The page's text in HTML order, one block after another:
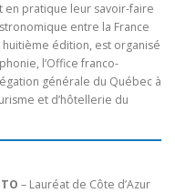
en pratique leur savoir-faire
entre la France
édition, est organisé
l’Office franco-
générale du Québec à
et d’hôtellerie du
– Lauréat de Côte d’Azur